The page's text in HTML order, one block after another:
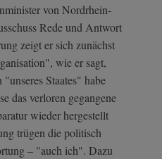
von Nordrhein-
Rede und Antwort
zeigt er sich zunächst
wie er sagt,
Staates" habe
das verloren gegangene
wieder hergestellt
trügen die politisch
– "auch ich". Dazu